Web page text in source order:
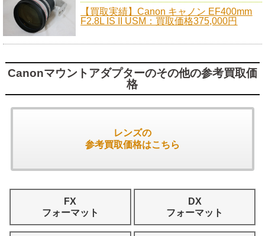
【買取実績】Canon キャノン EF400mm
F2.8L IS II USM：買取価格375,000円
Canonマウントアダプターのその他の参考買取価
格
レンズの
参考買取価格はこちら
FX
フォーマット
DX
フォーマット